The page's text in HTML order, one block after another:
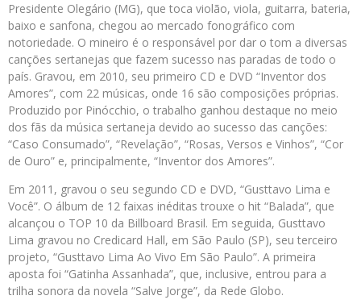
Presidente Olegário (MG), que toca violão, viola, guitarra, bateria,
baixo e sanfona, chegou ao mercado fonográfico com
notoriedade. O mineiro é o responsável por dar o tom a diversas
canções sertanejas que fazem sucesso nas paradas de todo o
país. Gravou, em 2010, seu primeiro CD e DVD “Inventor dos
Amores”, com 22 músicas, onde 16 são composições próprias.
Produzido por Pinócchio, o trabalho ganhou destaque no meio
dos fãs da música sertaneja devido ao sucesso das canções:
“Caso Consumado”, “Revelação”, “Rosas, Versos e Vinhos”, “Cor
de Ouro” e, principalmente, “Inventor dos Amores”.
Em 2011, gravou o seu segundo CD e DVD, “Gusttavo Lima e
Você”. O álbum de 12 faixas inéditas trouxe o hit “Balada”, que
alcançou o TOP 10 da Billboard Brasil. Em seguida, Gusttavo
Lima gravou no Credicard Hall, em São Paulo (SP), seu terceiro
projeto, “Gusttavo Lima Ao Vivo Em São Paulo”. A primeira
aposta foi “Gatinha Assanhada”, que, inclusive, entrou para a
trilha sonora da novela “Salve Jorge”, da Rede Globo.